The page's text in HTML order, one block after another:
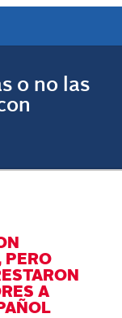
o no las
PERO
A